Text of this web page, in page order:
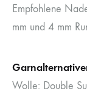
Empfohlene
mm und 4 mm
Wolle: Double